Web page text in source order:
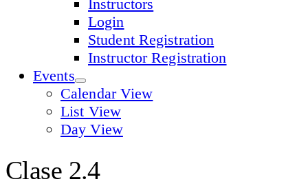
Instructors
Login
Student Registration
Instructor Registration
Events
Calendar View
List View
Day View
Clase 2.4